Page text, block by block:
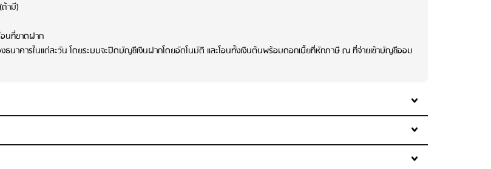
ามี)
อนที่ขาดฝาก
ธนาคารในแต่ละวัน โดยระบบจะปิดบัญชีเงินฝากโดยอัตโนมัติ และโอนทั้งเงินต้นพร้อมดอกเบี้ยที่หักภาษี ณ ที่จ่ายเข้าบัญชีออม